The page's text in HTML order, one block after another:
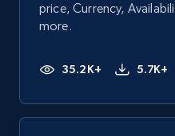
price, Currency,
more.
35.2K+ 5.7K+